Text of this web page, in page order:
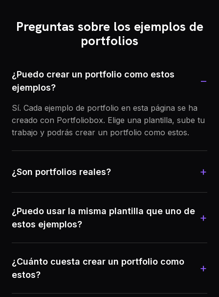
Preguntas sobre los ejemplos de
portfolios
¿Puedo crear un portfolio como estos
ejemplos?
−
Sí. Cada ejemplo de portfolio en esta página se ha
creado con Portfoliobox. Elige una plantilla, sube tu
trabajo y podrás crear un portfolio como estos.
¿Son portfolios reales? +
¿Puedo usar la misma plantilla que uno de
estos ejemplos?
+
¿Cuánto cuesta crear un portfolio como
estos?
+